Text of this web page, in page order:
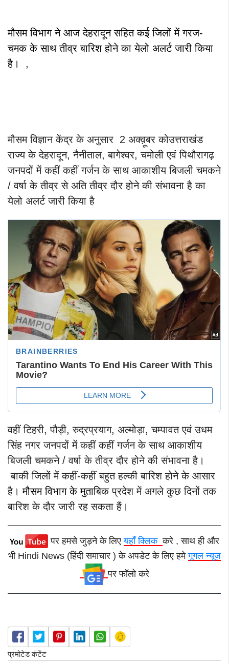
मौसम विभाग ने आज देहरादून सहित कई जिलों में गरज-
चमक के साथ तीव्र बारिश होने का येलो अलर्ट जारी किया
है।
,
मौसम विज्ञान केंद्र के अनुसार 2 अक्व़ूबर कोउत्तराखंड
राज्य के देहरादून, नैनीताल, बागेश्वर, चमोली एवं पिथौरागढ़
जनपदों में कहीं कहीं गर्जन के साथ आकाशीय बिजली चमकने
/ वर्षा के तीव्र से अति तीव्र दौर होने की संभावना है का
येलो अलर्ट जारी किया है
वहीं टिहरी, पौड़ी, रुद्रप्रयाग, अल्मोड़ा, चम्पावत एवं उधम
सिंह नगर जनपदों में कहीं कहीं गर्जन के साथ आकाशीय
बिजली चमकने / वर्षा के तीव्र दौर होने की संभावना है।
बाकी जिलों में कहीं-कहीं बहुत हल्की बारिश होने के आसार
है।मौसम विभाग के मुताबिकप्रदेश में अगले कुछ दिनों तक
बारिश के दौर जारी रह सकता हैं।
पर हमसे जुड़ने के लिएयहाँ क्लिककरे , साथ ही और
भी Hindi News (हिंदी समाचार ) के अपडेट के लिए हमेगूगल न्यूज़
पर फॉलो करे